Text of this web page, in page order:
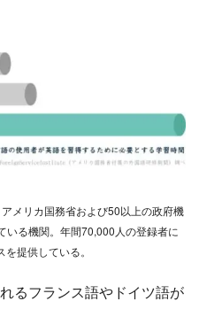
メリカ国務省および50以上の政府機
いる機関。年間70,000人の登録者に
提供している。
るフランス語やドイツ語が